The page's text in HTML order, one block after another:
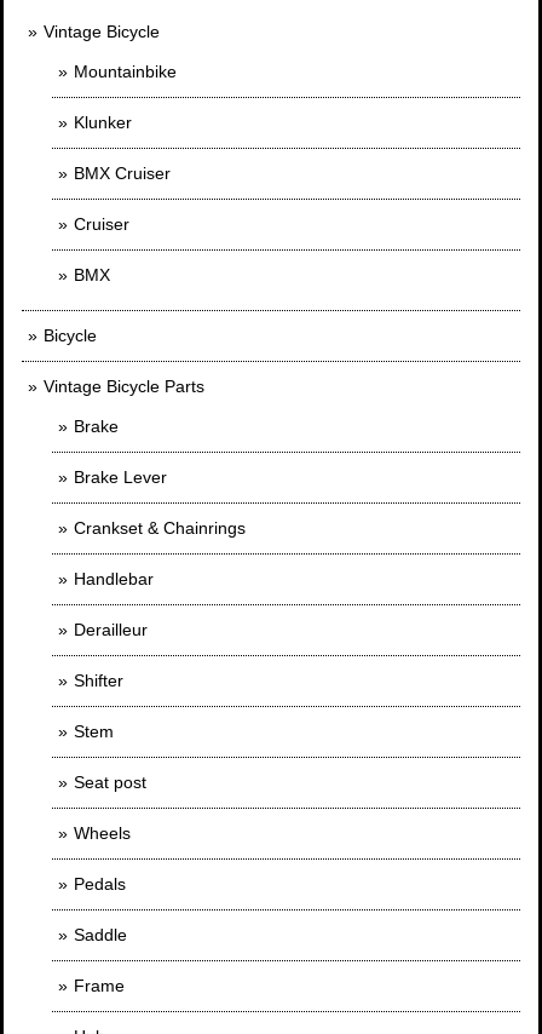
Vintage Bicycle
Mountainbike
Klunker
BMX Cruiser
Cruiser
BMX
Bicycle
Vintage Bicycle Parts
Brake
Brake Lever
Crankset & Chainrings
Handlebar
Derailleur
Shifter
Stem
Seat post
Wheels
Pedals
Saddle
Frame